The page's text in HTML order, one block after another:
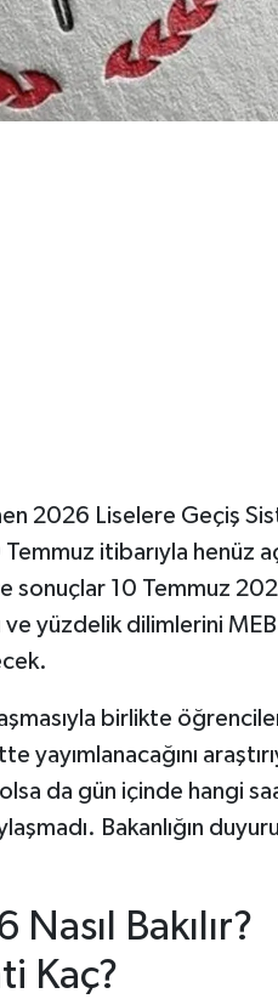
2026 Liselere Geçiş
itibarıyla henüz
sonuçlar 10 Temmuz
ve yüzdelik dilimlerini
birlikte
yayımlanacağını
da gün içinde hangi
Bakanlığın
Bakılır?
Kaç?